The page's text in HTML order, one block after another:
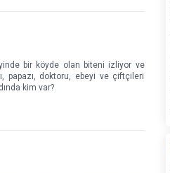
bir köyde olan biteni izliyor ve
papazı, doktoru, ebeyi ve çiftçileri
kim var?